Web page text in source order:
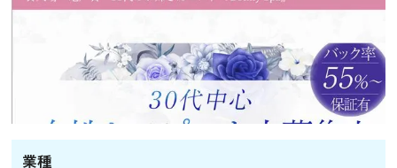
業種